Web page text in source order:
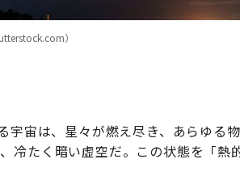
）
宇宙は、星々が燃え尽き、あらゆる
冷たく暗い虚空だ。この状態を「熱